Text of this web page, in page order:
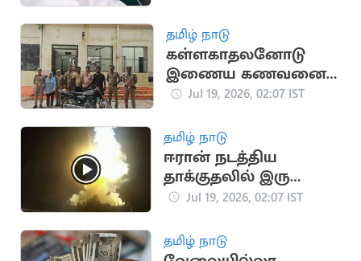
தமிழ் நாடு
கள்ளகாதலனோடு
இணைய கணவனை
பாம்பை வைத்து
Jul 19, 2026, 02:07 IST
தமிழ் நாடு
ஈரான் நடத்திய
தாக்குதலில் இரு
அமெரிக்க வீரர்கள்
Jul 19, 2026, 02:07 IST
தமிழ் நாடு